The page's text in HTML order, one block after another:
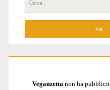
per:
Veganzetta non ha